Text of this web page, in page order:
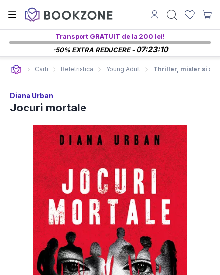
Transport GRATUIT de la 200 lei!
-50% EXTRA REDUCERE -07:23:09
Carti Beletristica Young Adult Thriller, mister si
Diana Urban
Jocuri mortale